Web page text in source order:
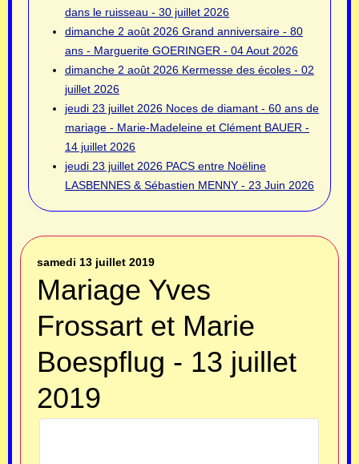
dans le ruisseau - 30 juillet 2026
dimanche 2 août 2026 Grand anniversaire - 80
ans - Marguerite GOERINGER - 04 Aout 2026
dimanche 2 août 2026 Kermesse des écoles - 02
juillet 2026
jeudi 23 juillet 2026 Noces de diamant - 60 ans de
mariage - Marie-Madeleine et Clément BAUER -
14 juillet 2026
jeudi 23 juillet 2026 PACS entre Noëline
LASBENNES & Sébastien MENNY - 23 Juin 2026
samedi 13 juillet 2019
Mariage Yves
Frossart et Marie
Boespflug - 13 juillet
2019